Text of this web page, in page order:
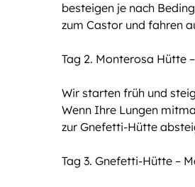
besteigen je nach
zum Castor und fahren
Tag 2. Monterosa Hütte
Wir starten früh und
Wenn Ihre Lungen
zur Gnefetti-Hütte
Tag 3. Gnefetti-Hütte –